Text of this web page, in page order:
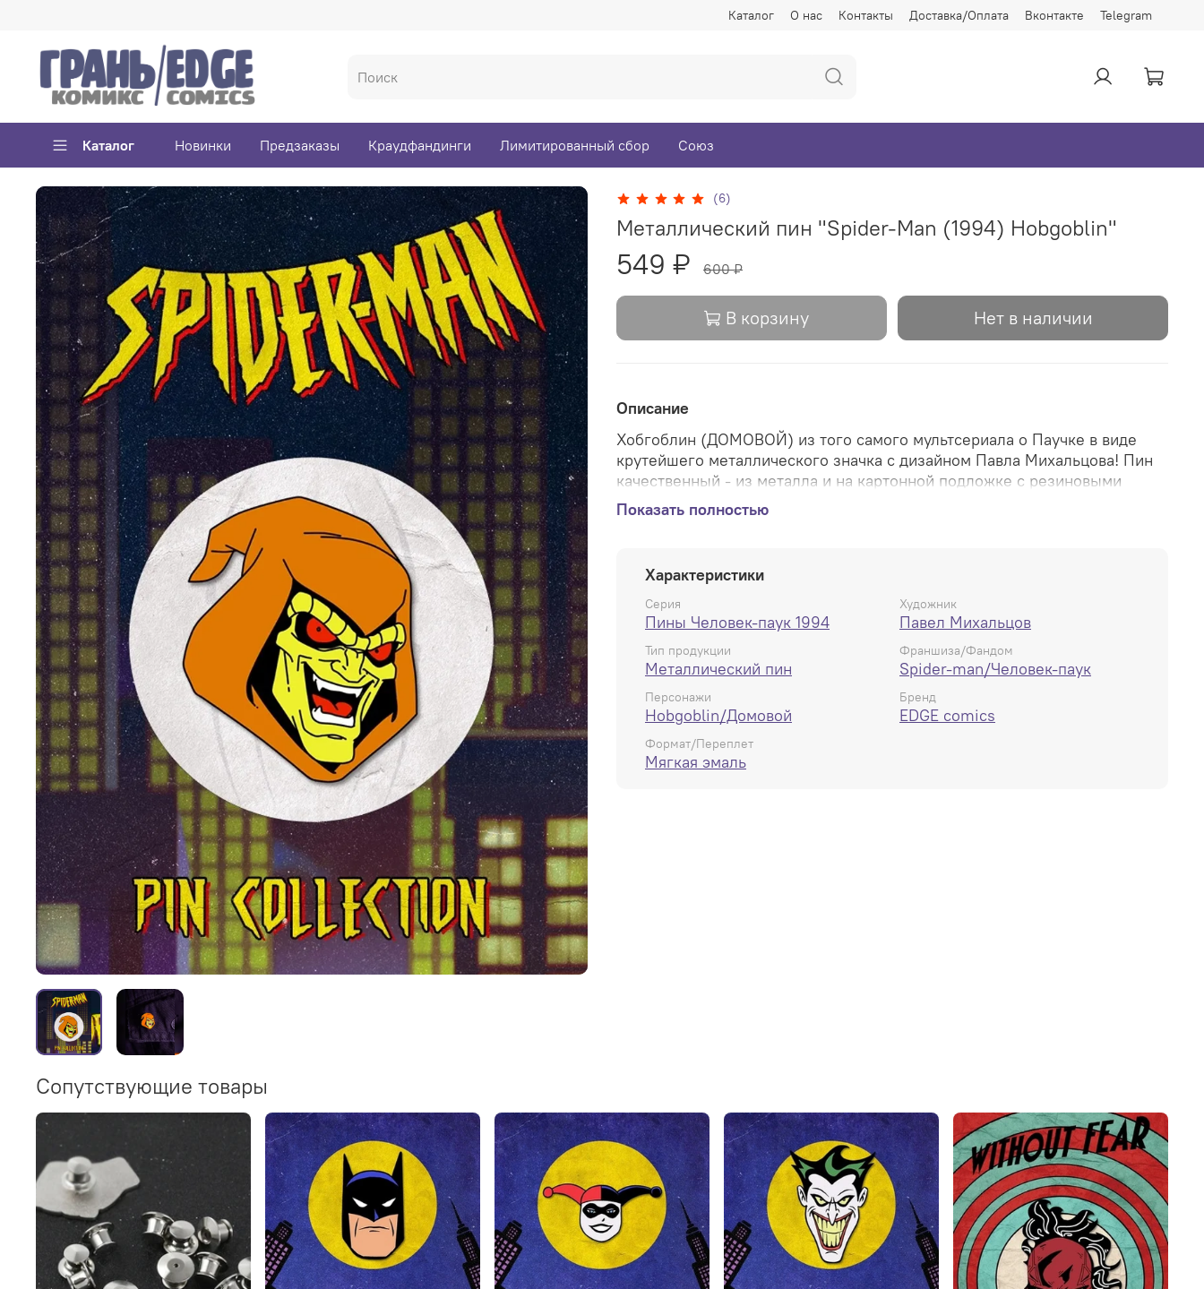
Каталог О нас Контакты Доставка/Оплата Вконтакте Telegram
Каталог Новинки Предзаказы Краудфандинги Лимитированный сбор Союз
(6)
Металлический пин "Spider-Man (1994) Hobgoblin"
549 ₽ 600 ₽
В корзину Нет в наличии
Описание
Хобгоблин (ДОМОВОЙ) из того самого мультсериала о Паучке в виде
крутейшего металлического значка с дизайном Павла Михальцова! Пин
качественный - из металла и на картонной подложке с резиновыми
застёжками + дополнительно металлическими. Всё как подобает для
лучшего мульта о Человеке-Пауке!
Показать полностью
Характеристики
Серия
Пины Человек-паук 1994
Художник
Павел Михальцов
Тип продукции
Металлический пин
Франшиза/Фандом
Spider-man/Человек-паук
Персонажи
Hobgoblin/Домовой
Бренд
EDGE comics
Формат/Переплет
Мягкая эмаль
Сопутствующие товары